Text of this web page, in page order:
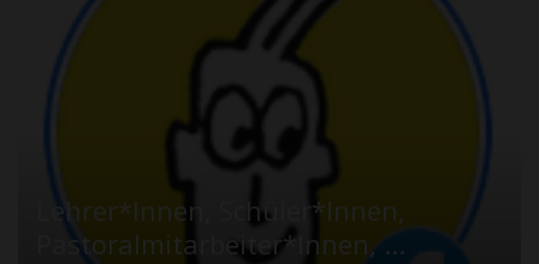
Lehrer*Innen, Schüler*Innen,
Pastoralmitarbeiter*Innen, ...